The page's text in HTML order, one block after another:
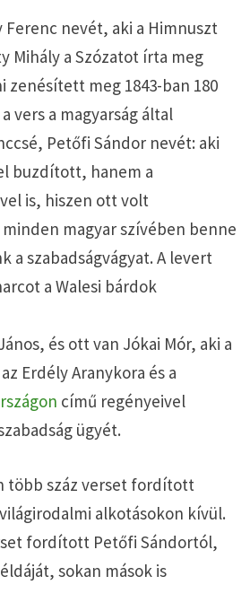
nevét, aki a Himnuszt
Mihály a Szózatot írta meg
zenésített meg 1843-ban 180
vers a magyarság által
Petőfi Sándor nevét: aki
buzdított, hanem a
is, hiszen ott volt
magyar szívében benne
a szabadságvágyat. A levert
a Walesi bárdok
és ott van Jókai Mór, aki a
Erdély Aranykora és a
című regényeivel
ügyét.
több száz verset fordított
alkotásokon kívül.
fordított Petőfi Sándortól,
sokan mások is